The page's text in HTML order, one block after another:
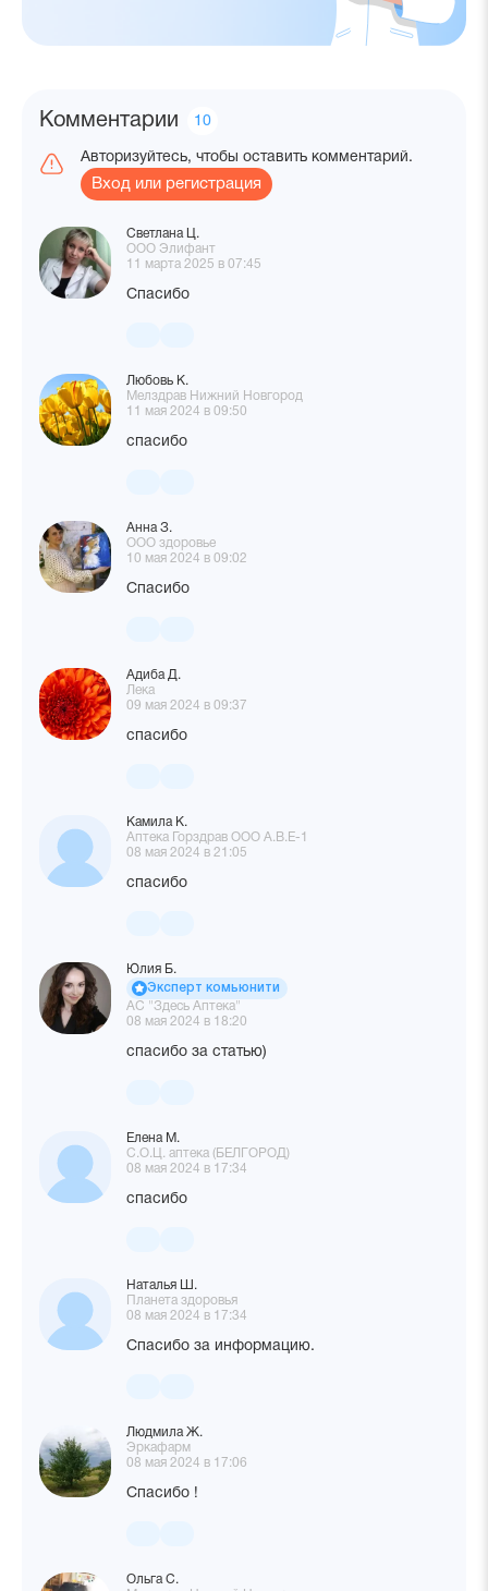
Комментарии
Количество
10
Авторизуйтесь, чтобы оставить комментарий.
Вход или регистрация
Светлана Ц.
ООО Элифант
11 марта 2025 в 07:45
Спасибо
Любовь К.
Мелздрав Нижний Новгород
11 мая 2024 в 09:50
спасибо
Анна З.
ООО здоровье
10 мая 2024 в 09:02
Спасибо
Адиба Д.
Лека
09 мая 2024 в 09:37
спасибо
Камила К.
Аптека Горздрав ООО А.В.Е-1
08 мая 2024 в 21:05
спасибо
Юлия Б.
Эксперт комьюнити
АС "Здесь Аптека"
08 мая 2024 в 18:20
спасибо за статью)
Елена М.
С.О.Ц. аптека (БЕЛГОРОД)
08 мая 2024 в 17:34
спасибо
Наталья Ш.
Планета здоровья
08 мая 2024 в 17:34
Спасибо за информацию.
Людмила Ж.
Эркафарм
08 мая 2024 в 17:06
Спасибо !
Ольга С.